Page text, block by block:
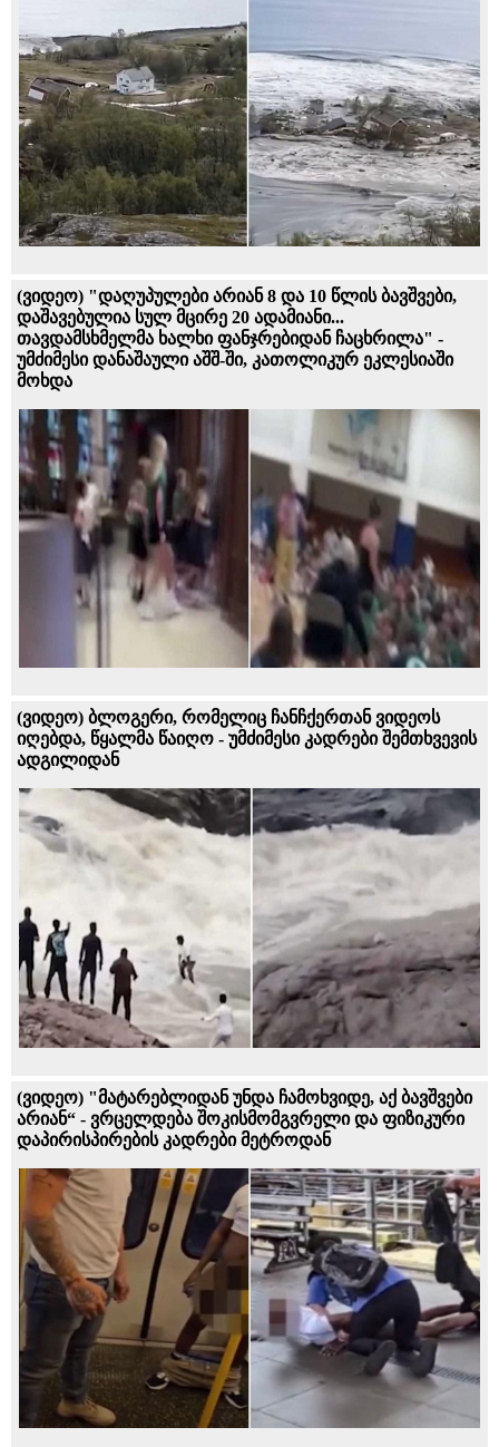
(ვიდეო) "დაღუპულები არიან 8 და 10 წლის ბავშვები,
დაშავებულია სულ მცირე 20 ადამიანი...
თავდამსხმელმა ხალხი ფანჯრებიდან ჩაცხრილა" -
უმძიმესი დანაშაული აშშ-ში, კათოლიკურ ეკლესიაში
მოხდა
(ვიდეო) ბლოგერი, რომელიც ჩანჩქერთან ვიდეოს
იღებდა, წყალმა წაიღო - უმძიმესი კადრები შემთხვევის
ადგილიდან
(ვიდეო) "მატარებლიდან უნდა ჩამოხვიდე, აქ ბავშვები
არიან“ - ვრცელდება შოკისმომგვრელი და ფიზიკური
დაპირისპირების კადრები მეტროდან